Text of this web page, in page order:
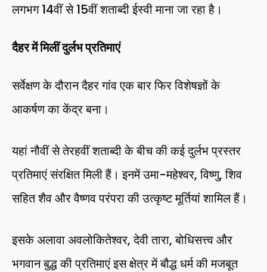
लगभग 14वीं से 15वीं शताब्दी ईस्वी माना जा रहा है।
दैहर में मिलीं दुर्लभ प्रतिमाएं
सर्वेक्षण के दौरान दैहर गांव एक बार फिर विशेषज्ञों के
आकर्षण का केंद्र बना।
यहां नौवीं से तेरहवीं शताब्दी के बीच की कई दुर्लभ प्रस्तर
प्रतिमाएं संरक्षित मिली हैं। इनमें उमा-महेश्वर, विष्णु, शिव
सहित शैव और वैष्णव परंपरा की उत्कृष्ट मूर्तियां शामिल हैं।
इसके अलावा अवलोकितेश्वर, देवी तारा, बोधिसत्त्व और
भगवान बुद्ध की प्रतिमाएं इस क्षेत्र में बौद्ध धर्म की मजबूत